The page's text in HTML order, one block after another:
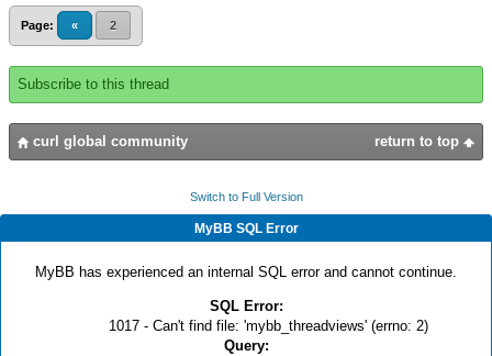
Page: « 2
Subscribe to this thread
return to top
curl global community
Switch to Full Version
MyBB SQL Error
MyBB has experienced an internal SQL error and cannot continue.
SQL Error:
1017 - Can't find file: 'mybb_threadviews' (errno: 2)
Query: